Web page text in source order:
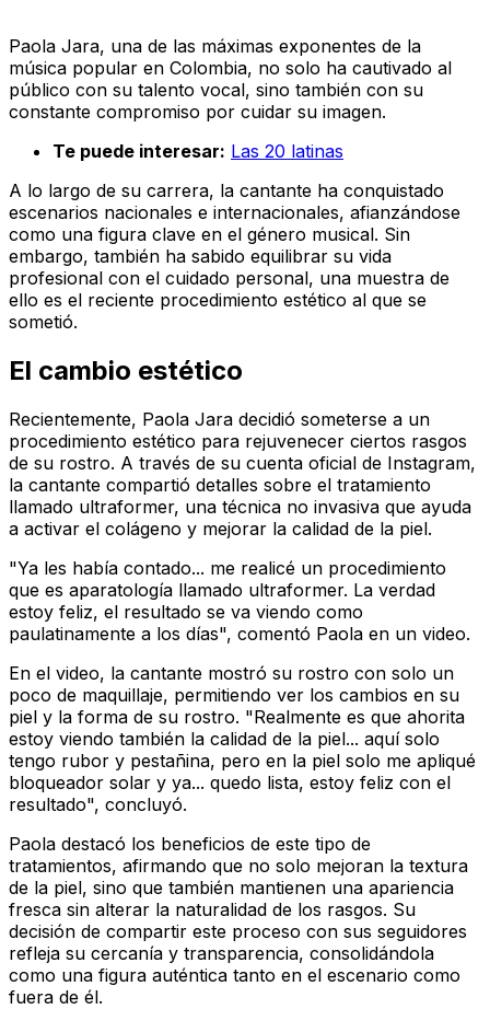
Paola Jara, una de las máximas exponentes de la
música popular en Colombia, no solo ha cautivado al
público con su talento vocal, sino también con su
constante compromiso por cuidar su imagen.
Te puede interesar: Las 20 latinas
A lo largo de su carrera, la cantante ha conquistado
escenarios nacionales e internacionales, afianzándose
como una figura clave en el género musical. Sin
embargo, también ha sabido equilibrar su vida
profesional con el cuidado personal, una muestra de
ello es el reciente procedimiento estético al que se
sometió.
El cambio estético
Recientemente, Paola Jara decidió someterse a un
procedimiento estético para rejuvenecer ciertos rasgos
de su rostro. A través de su cuenta oficial de Instagram,
la cantante compartió detalles sobre el tratamiento
llamado ultraformer, una técnica no invasiva que ayuda
a activar el colágeno y mejorar la calidad de la piel.
"Ya les había contado... me realicé un procedimiento
que es aparatología llamado ultraformer. La verdad
estoy feliz, el resultado se va viendo como
paulatinamente a los días", comentó Paola en un video.
En el video, la cantante mostró su rostro con solo un
poco de maquillaje, permitiendo ver los cambios en su
piel y la forma de su rostro. "Realmente es que ahorita
estoy viendo también la calidad de la piel... aquí solo
tengo rubor y pestañina, pero en la piel solo me apliqué
bloqueador solar y ya... quedo lista, estoy feliz con el
resultado", concluyó.
Paola destacó los beneficios de este tipo de
tratamientos, afirmando que no solo mejoran la textura
de la piel, sino que también mantienen una apariencia
fresca sin alterar la naturalidad de los rasgos. Su
decisión de compartir este proceso con sus seguidores
refleja su cercanía y transparencia, consolidándola
como una figura auténtica tanto en el escenario como
fuera de él.